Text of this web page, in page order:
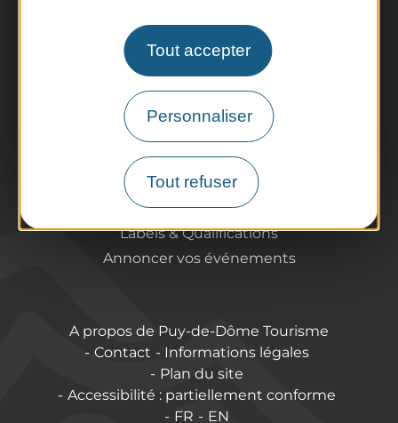
Tout accepter
Personnaliser
Tout refuser
Préparer son voyage
Informations pratiques
Comment venir ?
Destination accessible
Pro / Partenaires
Qui sommes-nous ?
Espace Pro & Presse
Labels & Qualifications
Annoncer vos événements
A propos de Puy-de-Dôme Tourisme
Contact
Informations légales
Plan du site
Accessibilité : partiellement conforme
FR
EN